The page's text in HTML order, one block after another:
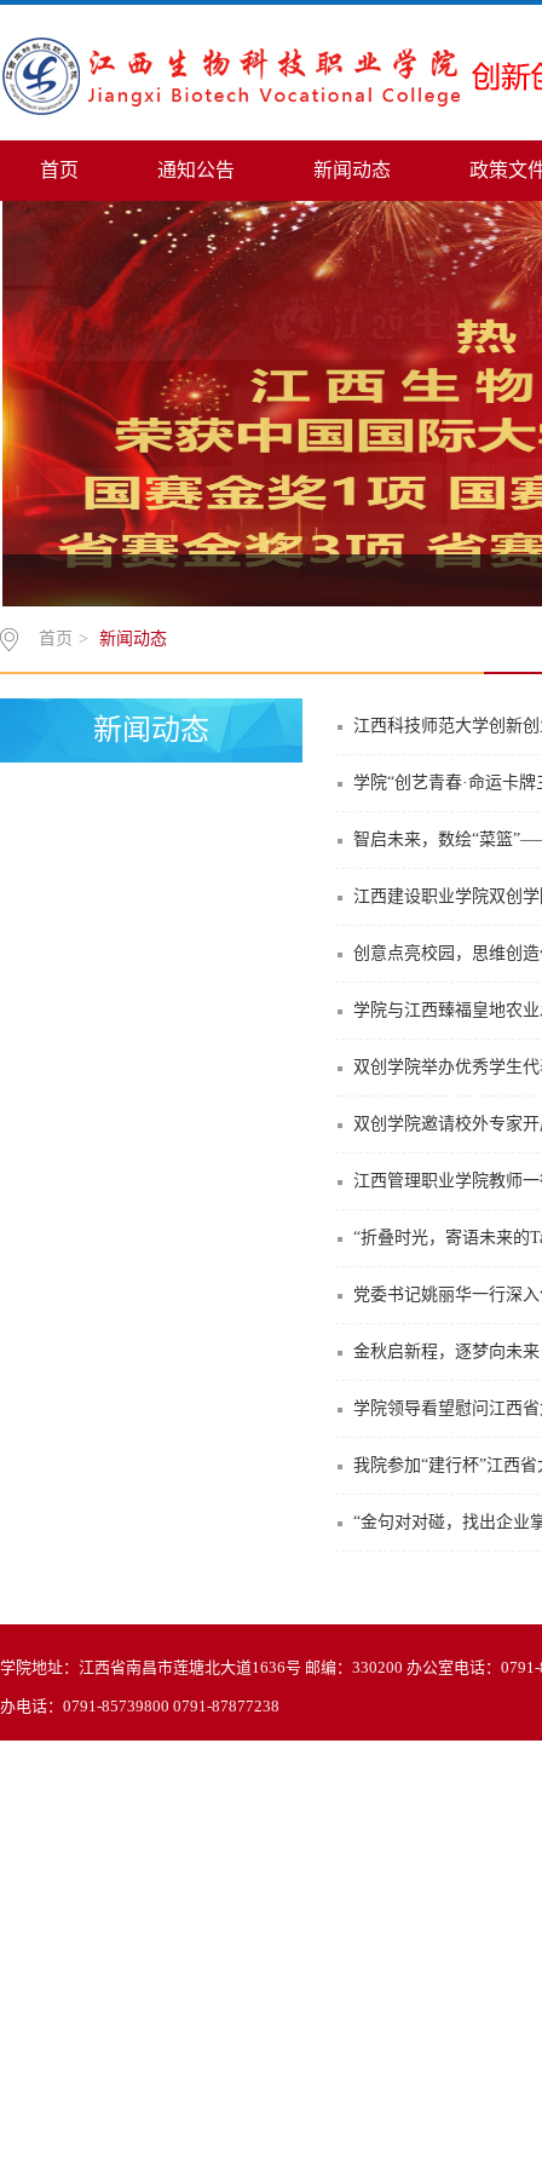
首页 通知公告 新闻动态 政策文
首页 > 新闻动态
新闻动态 江西科技师范大学创新
学院“创艺青春·命运卡
智启未来，数绘“菜篮
江西建设职业学院双创
创意点亮校园，思维创
学院与江西臻福皇地农
双创学院举办优秀学生
双创学院邀请校外专家
江西管理职业学院教师
“折叠时光，寄语未来的
党委书记姚丽华一行深
金秋启新程，逐梦向未
学院领导看望慰问江西
我院参加“建行杯”江西
“金句对对碰，找出企业
学院地址：江西省南昌市莲塘北大道1636号 邮编：330200 办公室电话：
办电话：0791-85739800 0791-87877238